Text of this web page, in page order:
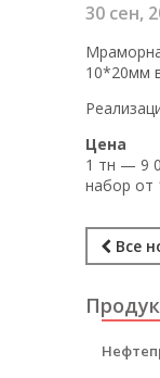
30 сен,
10*20мм
Цена
1 тн — 9
набор от
Все